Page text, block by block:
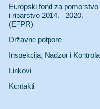
Europski fond za pomorstvo
i ribarstvo 2014. - 2020.
(EFPR)
Državne potpore
Inspekcija, Nadzor i Kontrola
Linkovi
Kontakti